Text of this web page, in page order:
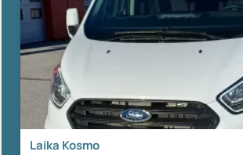
Laika Kosmo